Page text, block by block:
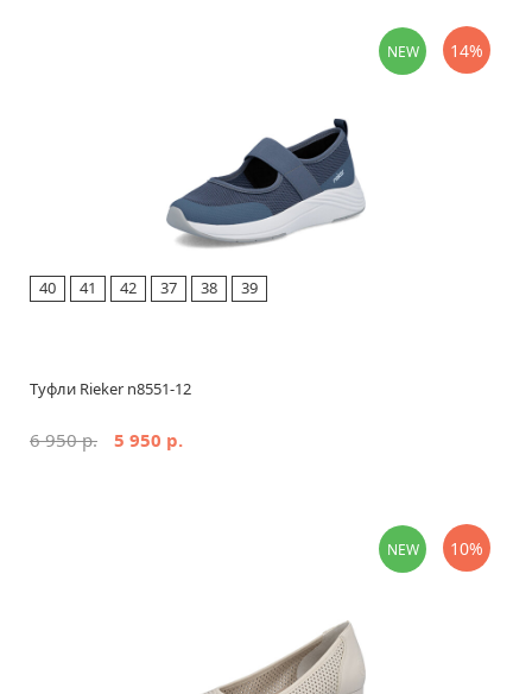
40 41 42 37 38 39
Туфли Rieker n8551-12
6 950 р. 5 950 р.
NEW 14%
NEW 10%